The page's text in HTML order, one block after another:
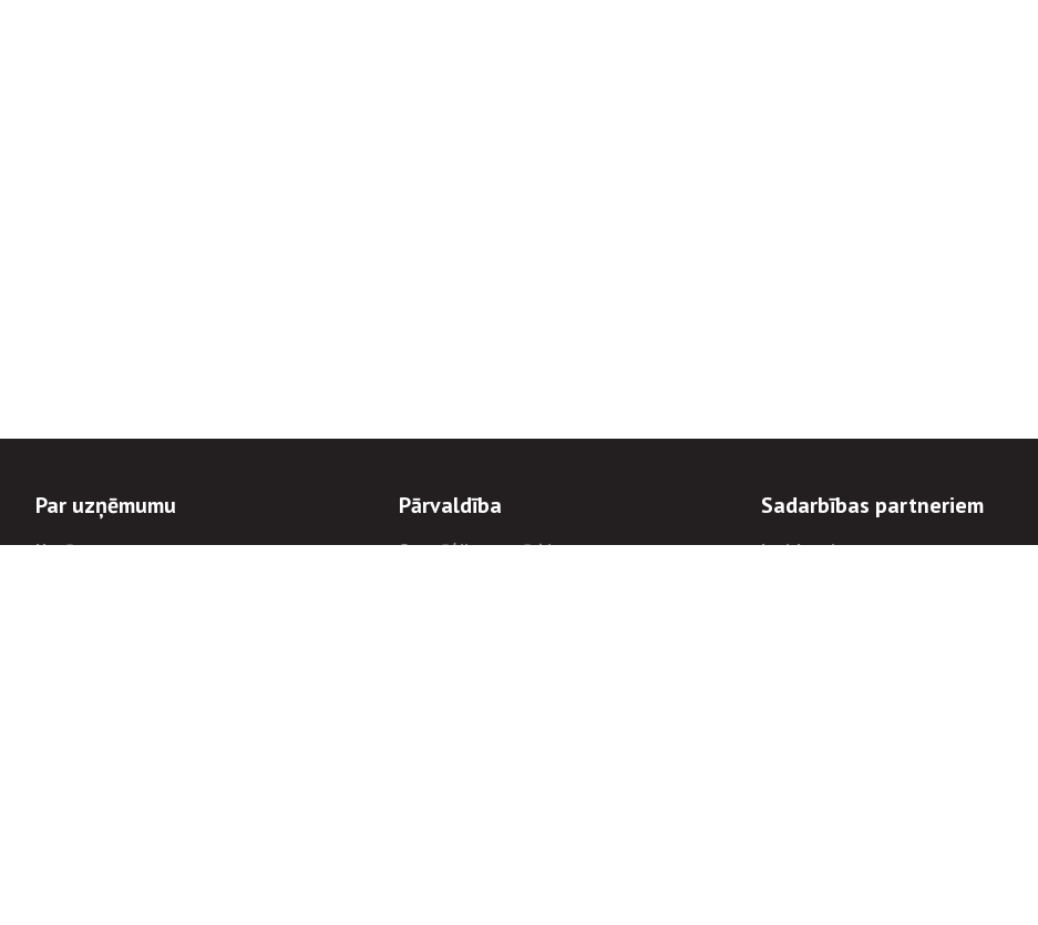
Par uzņēmumu
Uzņēmums
Pārvaldība
Stratēģija un mērķi
Sadarbības partneriem
Iepirkumi